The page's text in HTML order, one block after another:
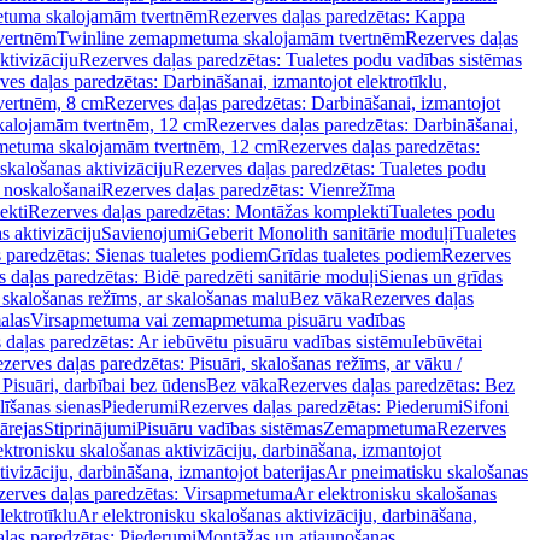
skalojamām tvertnēmRezerves daļas paredzētas: Kappa
Twinline zemapmetuma skalojamām tvertnēmRezerves daļas
Rezerves daļas paredzētas: Tualetes podu vadības sistēmas
daļas paredzētas: Darbināšanai, izmantojot elektrotīklu,
8 cmRezerves daļas paredzētas: Darbināšanai, izmantojot
tvertnēm, 12 cmRezerves daļas paredzētas: Darbināšanai,
skalojamām tvertnēm, 12 cmRezerves daļas paredzētas:
aktivizācijuRezerves daļas paredzētas: Tualetes podu
Rezerves daļas paredzētas: Vienrežīma
Rezerves daļas paredzētas: Montāžas komplektiTualetes podu
aktivizācijuSavienojumiGeberit Monolith sanitārie moduļiTualetes
paredzētas: Sienas tualetes podiemGrīdas tualetes podiemRezerves
daļas paredzētas: Bidē paredzēti sanitārie moduļiSienas un grīdas
režīms, ar skalošanas maluBez vākaRezerves daļas
Virsapmetuma vai zemapmetuma pisuāru vadības
daļas paredzētas: Ar iebūvētu pisuāru vadības sistēmuIebūvētai
daļas paredzētas: Pisuāri, skalošanas režīms, ar vāku /
darbībai bez ūdensBez vākaRezerves daļas paredzētas: Bez
sienasPiederumiRezerves daļas paredzētas: PiederumiSifoni
StiprinājumiPisuāru vadības sistēmasZemapmetumaRezerves
skalošanas aktivizāciju, darbināšana, izmantojot
darbināšana, izmantojot baterijasAr pneimatisku skalošanas
daļas paredzētas: VirsapmetumaAr elektronisku skalošanas
Ar elektronisku skalošanas aktivizāciju, darbināšana,